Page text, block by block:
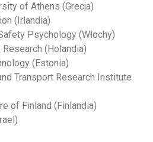
of Athens (Grecja)
(Irlandia)
Psychology (Włochy)
(Holandia)
(Estonia)
Transport Research Institute
of Finland (Finlandia)